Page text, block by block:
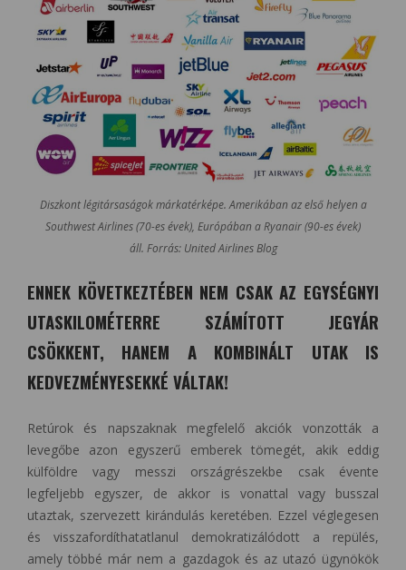
Diszkont légitársaságok márkatérképe. Amerikában az első helyen a
Southwest Airlines (70-es évek), Európában a Ryanair (90-es évek)
áll. Forrás: United Airlines Blog
ENNEK KÖVETKEZTÉBEN NEM CSAK AZ EGYSÉGNYI
UTASKILOMÉTERRE SZÁMÍTOTT JEGYÁR
CSÖKKENT, HANEM A KOMBINÁLT UTAK IS
KEDVEZMÉNYESEKKÉ VÁLTAK!
Retúrok és napszaknak megfelelő akciók vonzották a
levegőbe azon egyszerű emberek tömegét, akik eddig
külföldre vagy messzi országrészekbe csak évente
legfeljebb egyszer, de akkor is vonattal vagy busszal
utaztak, szervezett kirándulás keretében. Ezzel véglegesen
és visszafordíthatatlanul demokratizálódott a repülés,
amely többé már nem a gazdagok és az utazó ügynökök